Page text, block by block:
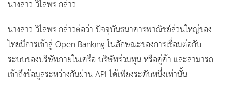
นางสาว วิไลพร กล่าว
นางสาว วิไลพร กล่าวต่อว่า ปัจจุบันธนาคารพาณิชย์ส่วนใหญ่ของ
ไทยมีการเข้าสู่ Open Banking ในลักษณะของการเชื่อมต่อกับ
ระบบของบริษัทภายในเครือ บริษัทร่วมทุน หรือคู่ค้า และสามารถ
เข้าถึงข้อมูลระหว่างกันผ่าน API ได้เพียงระดับหนึ่งเท่านั้น